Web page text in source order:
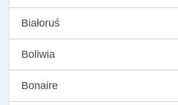
Białoruś
Boliwia
Bonaire